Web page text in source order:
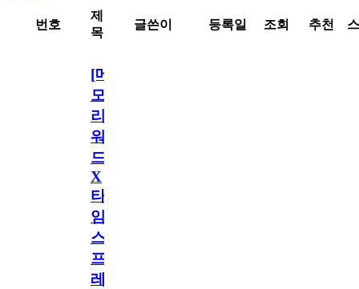
번호
제
목
글쓴이 등록일 조회 추천
[메
모
리
워
드
X
타
임
스
프
레